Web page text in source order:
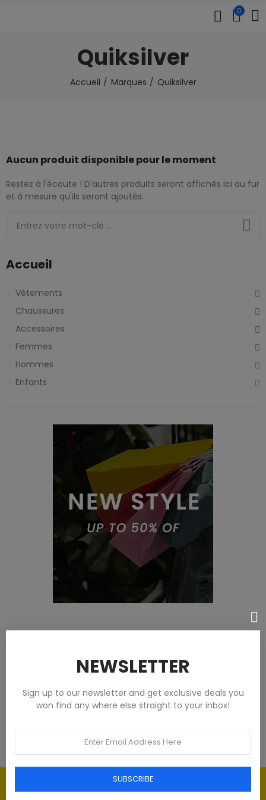
0
Quiksilver
Accueil Marques Quiksilver
Aucun produit disponible pour le moment
Restez à l'écoute ! D'autres produits seront affichés ici au fur
et à mesure qu'ils seront ajoutés.
Accueil
Vêtements
Chaussures
Accessoires
Femmes
Hommes
Enfants
Tommy Hilfiger Chemises - Homme -
93,00 €
Élégance intemporelle : l'art du
NEWSLETTER
Sign up to our newsletter and get exclusive deals you
won find any where else straight to your inbox!
SUBSCRIBE